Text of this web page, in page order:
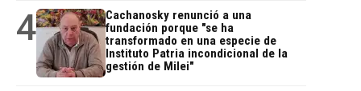
4
Cachanosky renunció a una
fundación porque "se ha
transformado en una especie de
Instituto Patria incondicional de la
gestión de Milei"